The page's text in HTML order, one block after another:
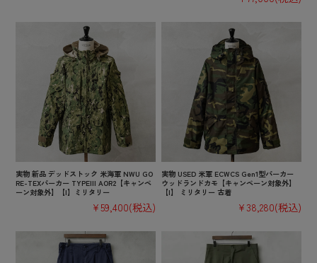
実物 新品 デッドストック 米海軍 NWU GO
RE-TEXパーカー TYPEIII AOR2【キャンペ
ーン対象外】【I】ミリタリー
¥59,400(税込)
実物 USED 米軍 ECWCS Gen1型パーカー
ウッドランドカモ【キャンペーン対象外】
【I】 ミリタリー 古着
¥38,280(税込)